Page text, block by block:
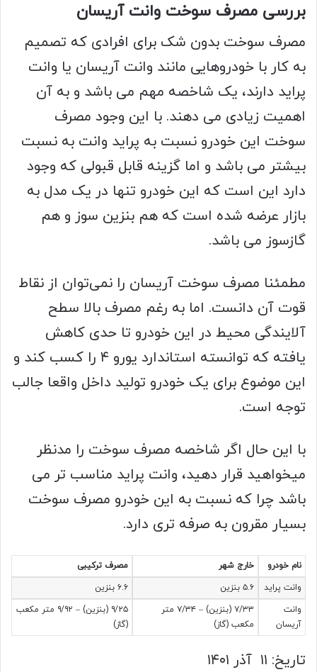
بررسی مصرف سوخت وانت آریسان
مصرف سوخت بدون شک برای افرادی که تصمیم
به کار با خودروهایی مانند وانت آریسان یا وانت
پراید دارند، یک شاخصه مهم می باشد و به آن
اهمیت زیادی می دهند. با این وجود مصرف
سوخت این خودرو نسبت به پراید وانت به نسبت
بیشتر می باشد و اما گزینه قابل قبولی که وجود
دارد این است که این خودرو تنها در یک مدل به
بازار عرضه شده است که هم بنزین سوز و هم
گازسوز می باشد.
مطمئنا مصرف سوخت آریسان را نمی‌توان از نقاط
قوت آن دانست. اما به رغم مصرف بالا سطح
آلایندگی محیط در این خودرو تا حدی کاهش
یافته که توانسته استاندارد یورو ۴ را کسب کند و
این موضوع برای یک خودرو تولید داخل واقعا جالب
توجه است.
با این حال اگر شاخصه مصرف سوخت را مدنظر
میخواهید قرار دهید، وانت پراید مناسب تر می
باشد چرا که نسبت به این خودرو مصرف سوخت
بسیار مقرون به صرفه تری دارد.
نام خودرو خارج شهر
مصرف ترکیبی
وانت پراید
۵.۶ بنزین
۶.۶ بنزین
وانت
آریسان
۷/۳۳ (بنزین) – ۷/۳۴ متر
مکعب (گاز)
۹/۲۵ (بنزین) – ۹/۹۲ متر مکعب
(گاز)
تاریخ: ۱۱ آذر ۱۴۰۱